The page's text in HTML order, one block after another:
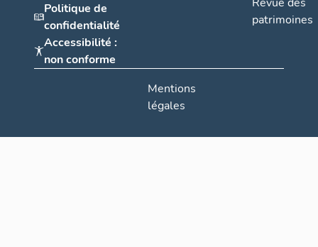
Politique de
confidentialité
Accessibilité :
non conforme
patrimoines
Mentions
légales